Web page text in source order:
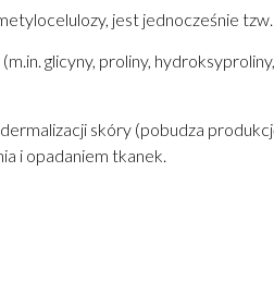
jest jednocześnie
glicyny, proliny,
skóry (pobudza
i opadaniem tkanek.